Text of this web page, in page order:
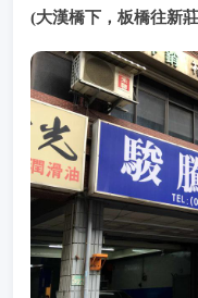
(大漢橋下，板橋往新莊